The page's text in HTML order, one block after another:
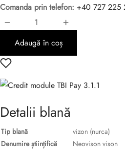
Comanda prin telefon: +40 727 225
Adaugă în coș
Detalii blană
Tip blană
vizon (nurca)
Denumire științifică
Neovison vison